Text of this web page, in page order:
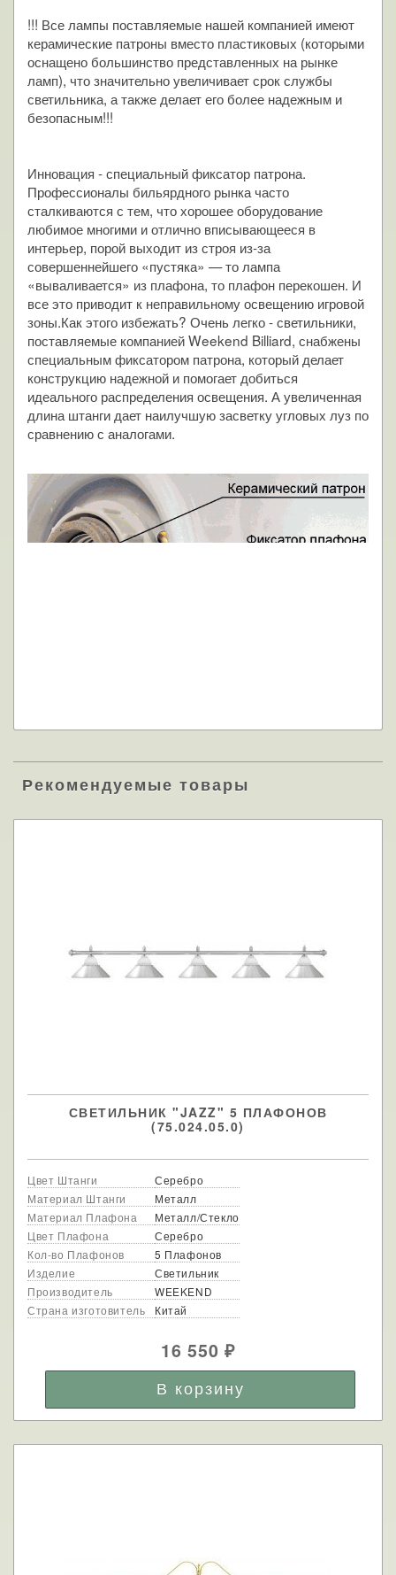
!!! Все лампы поставляемые нашей компанией имеют
керамические патроны вместо пластиковых (которыми
оснащено большинство представленных на рынке
ламп), что значительно увеличивает срок службы
светильника, а также делает его более надежным и
безопасным!!!
Инновация - специальный фиксатор патрона.
Профессионалы бильярдного рынка часто
сталкиваются с тем, что хорошее оборудование
любимое многими и отлично вписывающееся в
интерьер, порой выходит из строя из-за
совершеннейшего «пустяка» — то лампа
«вываливается» из плафона, то плафон перекошен. И
все это приводит к неправильному освещению игровой
зоны.Как этого избежать? Очень легко - светильники,
поставляемые компанией Weekend Billiard, снабжены
специальным фиксатором патрона, который делает
конструкцию надежной и помогает добиться
идеального распределения освещения. А увеличенная
длина штанги дает наилучшую засветку угловых луз по
сравнению с аналогами.
Рекомендуемые товары
СВЕТИЛЬНИК "JAZZ" 5 ПЛАФОНОВ
(75.024.05.0)
Цвет Штанги
Серебро
Материал Штанги
Металл
Материал Плафона
Металл/Стекло
Цвет Плафона
Серебро
Кол-во Плафонов
5 Плафонов
Изделие
Светильник
Производитель
WEEKEND
Страна изготовитель
Китай
16 550₽